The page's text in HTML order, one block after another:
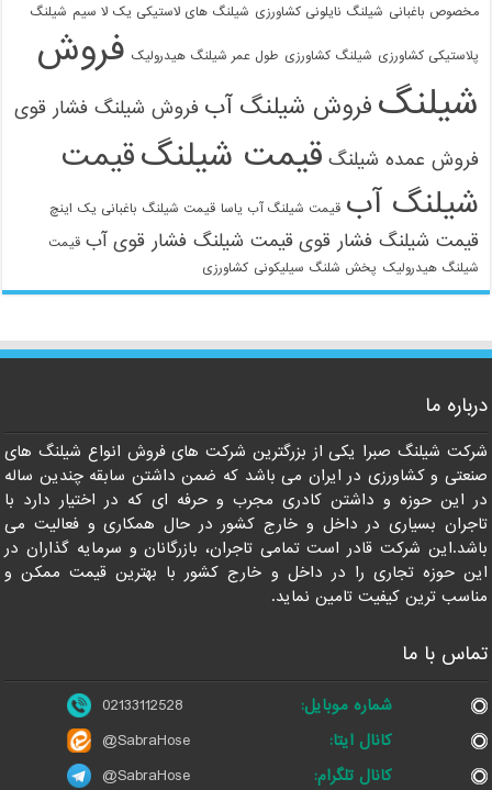
مخصوص باغبانی شیلنگ نایلونی کشاورزی شیلنگ های لاستیکی یک لا سیم شیلنگ
پلاستیکی کشاورزی شیلنگ کشاورزی طول عمر شیلنگ هیدرولیک فروش
شیلنگ فروش شیلنگ آب فروش شیلنگ فشار قوی
فروش عمده شیلنگ قیمت شیلنگقیمت
شیلنگ آب قیمت شیلنگ آب یاسا قیمت شیلنگ باغبانی یک اینچ
قیمت شیلنگ فشار قوی قیمت شیلنگ فشار قوی آب قیمت
شیلنگ هیدرولیک پخش شلنگ سیلیکونی کشاورزی
درباره ما
شرکت شیلنگ صبرا یکی از بزرگترین شرکت های فروش انواع شیلنگ های
صنعتی و کشاورزی در ایران می باشد که ضمن داشتن سابقه چندین ساله
در این حوزه و داشتن کادری مجرب و حرفه ای که در اختیار دارد با
تاجران بسیاری در داخل و خارج کشور در حال همکاری و فعالیت می
باشد.این شرکت قادر است تمامی تاجران، بازرگانان و سرمایه گذاران در
این حوزه تجاری را در داخل و خارج کشور با بهترین قیمت ممکن و
مناسب ترین کیفیت تامین نماید.
تماس با ما
شماره موبایل:
02133112528
کانال ایتا:
@SabraHose
کانال تلگرام:
@SabraHose